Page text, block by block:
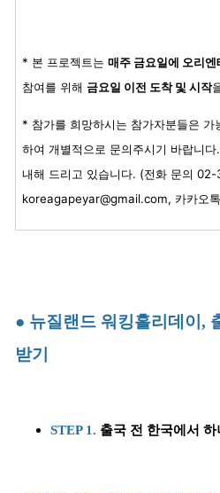
* 본 프로젝트는 매주 금요일에 오리엔
참여를 위해 금요일 이전 도착 및 시작
* 참가를 희망하시는 참가자분들은 가
하여 개별적으로 문의주시기 바랍니
내해 드리고 있습니다. (전화 문의
koreagapeyar@gmail.com, 카카오
● 뉴질랜드 워킹홀리데이,
받기
STEP 1. 출국 전 한국에서